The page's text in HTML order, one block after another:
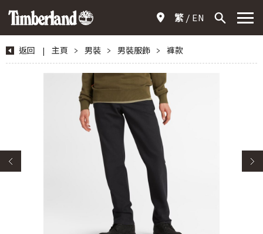
繁 EN
返回 | 主頁 > 男裝 > 男裝服飾 > 褲款